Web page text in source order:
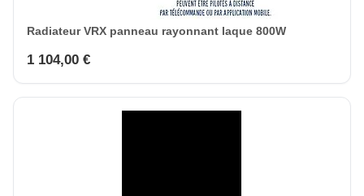
Radiateur VRX panneau rayonnant laque 800W
1 104,00 €